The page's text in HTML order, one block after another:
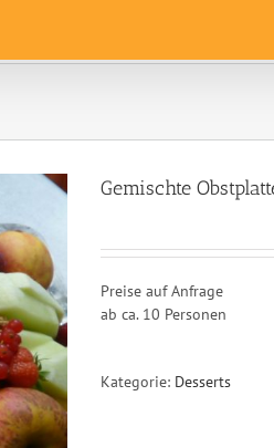
Gemischte
Preise auf Anfrage
ab ca. 10 Personen
Kategorie: Desserts